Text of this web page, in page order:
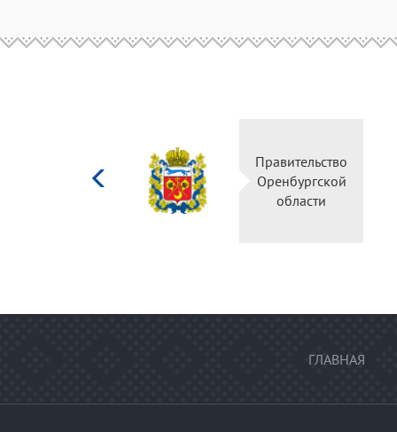
Правительство
Оренбургской
области
ГЛАВНАЯ